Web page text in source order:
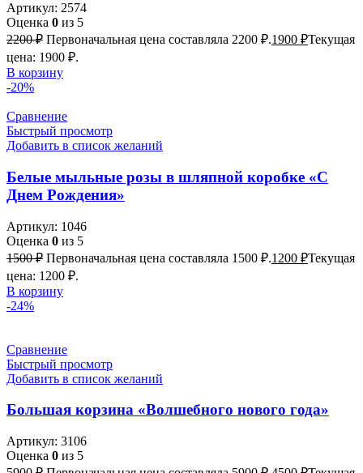
Артикул: 2574
Оценка 0 из 5
2200₽ Первоначальная цена составляла 2200 ₽.1900 ₽Текущая
цена: 1900 ₽.
В корзину
-20%
Сравнение
Быстрый просмотр
Добавить в список желаний
Белые мыльные розы в шляпной коробке «С
Днем Рождения»
Артикул: 1046
Оценка 0 из 5
1500₽ Первоначальная цена составляла 1500 ₽.1200 ₽Текущая
цена: 1200 ₽.
В корзину
-24%
Сравнение
Быстрый просмотр
Добавить в список желаний
Большая корзина «Волшебного нового года»
Артикул: 3106
Оценка 0 из 5